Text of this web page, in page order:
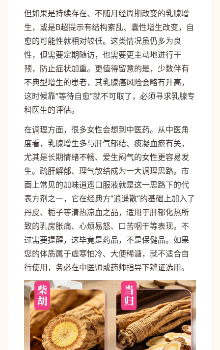
但如果是持续存在、不随月经周期改变的乳腺增
生，或是B超提示有结构紊乱、囊性增生改变，自
愈的可能性就相对较低。这类情况虽仍多为良
性，但需要定期随访，也需要更主动地进行干
预，防止症状加重。更值得留意的是，少数伴有
不典型增生的患者，其乳腺癌风险会略有升高，
这时候靠“等待自愈”就不可取了，必须寻求乳腺专
科医生的评估。
在调理方面，很多女性会想到中医药。从中医角
度看，乳腺增生多与肝气郁结、痰凝血瘀有关，
尤其是长期情绪不畅、爱生闷气的女性更容易发
生。疏肝解郁、理气散结成为一大调理思路。市
面上常见的加味逍遥口服液就是这一思路下的代
表方剂之一，它在经典方“逍遥散”的基础上加入了
丹皮、栀子等清热凉血之品，适用于肝郁化热所
致的乳房胀痛、心烦易怒、口苦咽干等表现。不
过需要提醒，这毕竟是药品，不是保健品。如果
您的体质属于虚寒怕冷、大便稀溏，就不适合自
行使用，务必在中医师或药师指导下辨证选用。